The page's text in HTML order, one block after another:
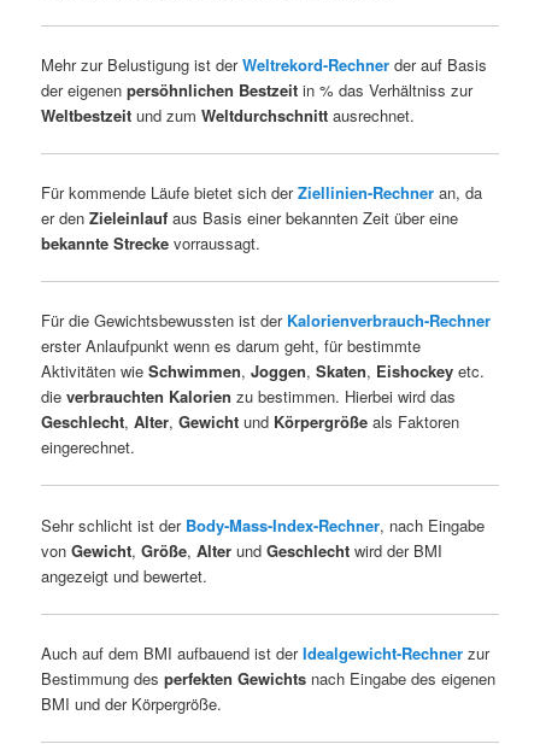
Mehr zur Belustigung ist der Weltrekord-Rechner der auf Basis
der eigenenpersöhnlichen Bestzeit in % das Verhältniss zur
Weltbestzeit und zumWeltdurchschnitt ausrechnet.
Für kommende Läufe bietet sich derZiellinien-Rechner an, da
er denZieleinlauf aus Basis einer bekannten Zeit über eine
bekannte Strecke vorraussagt.
Für die Gewichtsbewussten ist der Kalorienverbrauch-Rechner
erster Anlaufpunkt wenn es darum geht, für bestimmte
Aktivitäten wieSchwimmen,Joggen,Skaten, Eishockey etc.
dieverbrauchten Kalorien zu bestimmen. Hierbei wird das
Geschlecht,Alter,Gewicht und Körpergröße als Faktoren
eingerechnet.
Sehr schlicht ist der Body-Mass-Index-Rechner, nach Eingabe
vonGewicht,Größe,Alter undGeschlecht wird der BMI
angezeigt und bewertet.
Auch auf dem BMI aufbauend ist derIdealgewicht-Rechner zur
Bestimmung desperfekten Gewichts nach Eingabe des eigenen
BMI und der Körpergröße.